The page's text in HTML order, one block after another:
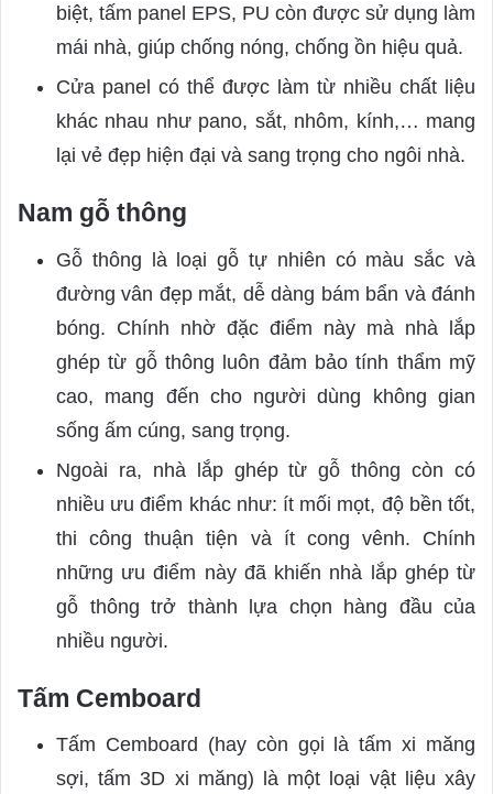
biệt, tấm panel EPS, PU còn được sử dụng làm
mái nhà, giúp chống nóng, chống ồn hiệu quả.
Cửa panel có thể được làm từ nhiều chất liệu
khác nhau như pano, sắt, nhôm, kính,… mang
lại vẻ đẹp hiện đại và sang trọng cho ngôi nhà.
Nam gỗ thông
Gỗ thông là loại gỗ tự nhiên có màu sắc và
đường vân đẹp mắt, dễ dàng bám bẩn và đánh
bóng. Chính nhờ đặc điểm này mà nhà lắp
ghép từ gỗ thông luôn đảm bảo tính thẩm mỹ
cao, mang đến cho người dùng không gian
sống ấm cúng, sang trọng.
Ngoài ra, nhà lắp ghép từ gỗ thông còn có
nhiều ưu điểm khác như: ít mối mọt, độ bền tốt,
thi công thuận tiện và ít cong vênh. Chính
những ưu điểm này đã khiến nhà lắp ghép từ
gỗ thông trở thành lựa chọn hàng đầu của
nhiều người.
Tấm Cemboard
Tấm Cemboard (hay còn gọi là tấm xi măng
sợi, tấm 3D xi măng) là một loại vật liệu xây